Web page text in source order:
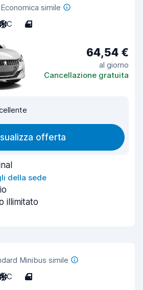
simile
C 4
64,54 €
al giorno
Cancellazione gratuita
offerta
della sede
illimitato
Minibus simile
C 4